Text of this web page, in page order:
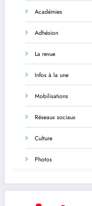
Académies
Adhésion
La revue
Infos à la une
Mobilisations
Réseaux sociaux
Culture
Photos